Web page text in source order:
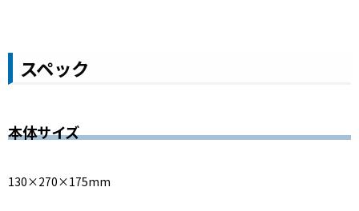
スペック
本体サイズ
130×270×175mm